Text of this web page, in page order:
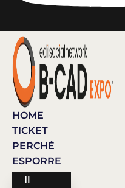
HOME
TICKET
PERCHÉ
ESPORRE
Il